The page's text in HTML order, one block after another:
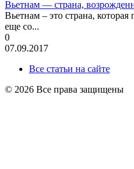
Вьетнам — страна,
Вьетнам – это страна,
еще со...
0
07.09.2017
Все статьи на сайте
© 2026 Все права защищены